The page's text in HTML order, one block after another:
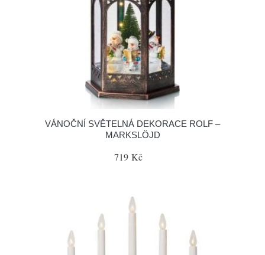
VÁNOČNÍ SVĚTELNÁ DEKORACE ROLF –
MARKSLÖJD
719 Kč